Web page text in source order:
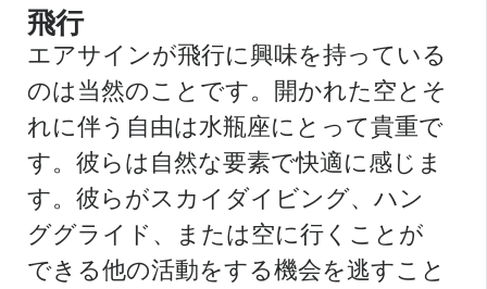
飛行
エアサインが飛行に興味を持っている
のは当然のことです。開かれた空とそ
れに伴う自由は水瓶座にとって貴重で
す。彼らは自然な要素で快適に感じま
す。彼らがスカイダイビング、ハン
ググライド、または空に行くことが
できる他の活動をする機会を逃すこと